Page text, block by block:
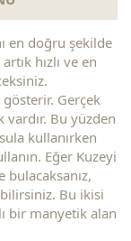
en doğru şekilde
hızlı ve en
gösterir. Gerçek
vardır. Bu yüzden
kullanırken
Eğer Kuzeyi
Bu ikisi
bir manyetik alan